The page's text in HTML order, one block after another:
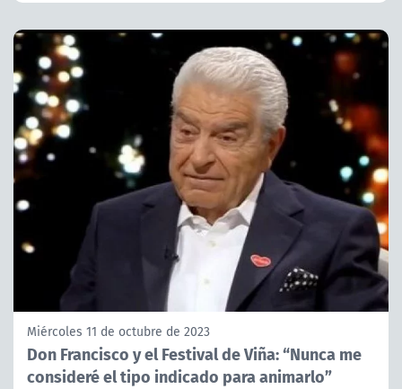
Miércoles 11 de octubre de 2023
Don Francisco y el Festival de Viña: “Nunca me
consideré el tipo indicado para animarlo”